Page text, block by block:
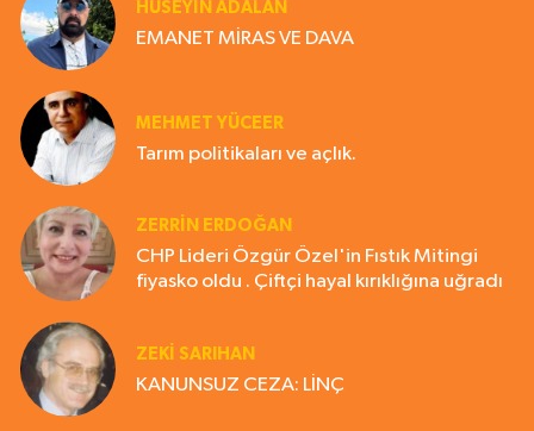
HÜSEYIN ADALAN
EMANET MİRAS VE DAVA
MEHMET YÜCEER
Tarım politikaları ve açlık.
ZERRIN ERDOĞAN
CHP Lideri Özgür Özel'in Fıstık Mitingi
fiyasko oldu . Çiftçi hayal kırıklığına uğradı
ZEKI SARIHAN
KANUNSUZ CEZA: LİNÇ